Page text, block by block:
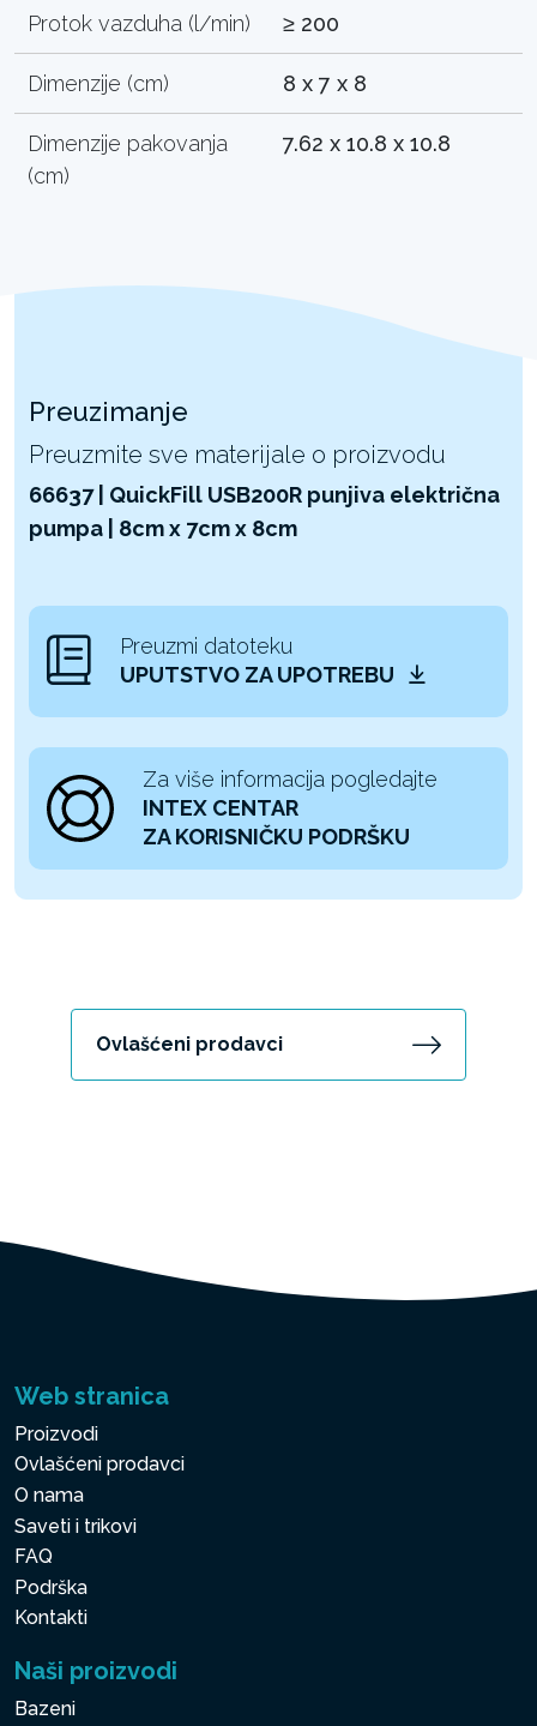
Protok vazduha (l/min) ≥ 200
Dimenzije (cm) 8 x 7 x 8
Dimenzije pakovanja
(cm)
7.62 x 10.8 x 10.8
Preuzimanje
Preuzmite sve materijale o proizvodu
66637 | QuickFill USB200R punjiva električna
pumpa | 8cm x 7cm x 8cm
Preuzmi datoteku
UPUTSTVO ZA UPOTREBU
Za više informacija pogledajte
INTEX CENTAR
ZA KORISNIČKU PODRŠKU
Ovlašćeni prodavci
Web stranica
Proizvodi
Ovlašćeni prodavci
O nama
Saveti i trikovi
FAQ
Podrška
Kontakti
Naši proizvodi
Bazeni